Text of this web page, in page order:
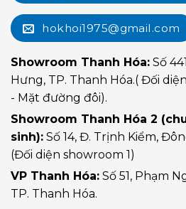
hokhoi1975@gmail.com
Showroom Thanh Hóa: Số
Hưng, TP. Thanh Hóa.( Đối
- Mặt đường đôi).
Showroom Thanh Hóa 2
sinh): Số 14, Đ. Trịnh Kiểm,
(Đối diện showroom 1)
VP Thanh Hóa: Số 51, Phạm
TP. Thanh Hóa.